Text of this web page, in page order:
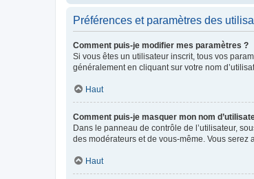
Préférences et paramètres des
Comment puis-je modifier mes paramètres ?
Si vous êtes un utilisateur inscrit, tous vos
généralement en cliquant sur votre nom
Haut
Comment puis-je masquer mon nom
Dans le panneau de contrôle de l’utilisateur,
des modérateurs et de vous-même. Vous
Haut